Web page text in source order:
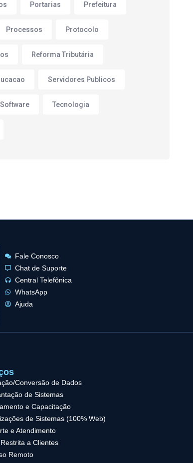
Portarias Prefeitura
Processos Protocolo
Reforma Tributária
Servidores Publicos
Software Tecnologia
Fale Conosco
Chat de Suporte
Central Telefônica
WhatsApp
Ajuda
Conversão de Dados
de Sistemas
e Capacitação
de Sistemas (100% Web)
e Atendimento
a Clientes
Remoto